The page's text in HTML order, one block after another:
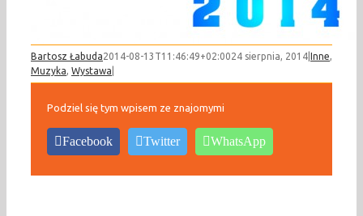
Bartosz Łabuda2014-08-13T11:46:49+02:0024 sierpnia, 2014 Inne,
Muzyka, Wystawa
Podziel się tym wpisem ze znajomymi
Facebook Twitter WhatsApp